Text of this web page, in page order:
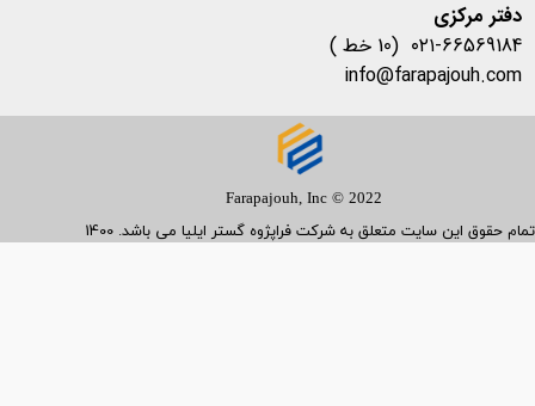
​​​​​​​دفتر مرکزی
۰۲۱-66569184 (10 خط )
info@farapajouh.com
Farapajouh, Inc © 2022